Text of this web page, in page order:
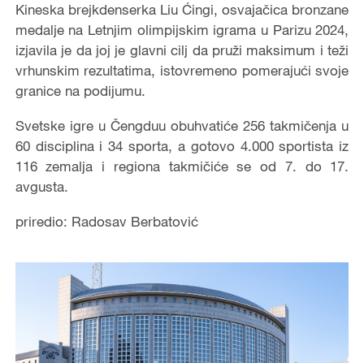
Kineska brejkdenserka Liu Ćingi, osvajačica bronzane
medalje na Letnjim olimpijskim igrama u Parizu 2024,
izjavila je da joj je glavni cilj da pruži maksimum i teži
vrhunskim rezultatima, istovremeno pomerajući svoje
granice na podijumu.
Svetske igre u Čengduu obuhvatiće 256 takmičenja u
60 disciplina i 34 sporta, a gotovo 4.000 sportista iz
116 zemalja i regiona takmičiće se od 7. do 17.
avgusta.
priredio: Radosav Berbatović